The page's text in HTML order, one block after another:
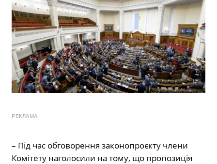
РЕКЛАМА
– Під час обговорення законопроєкту члени
Комітету наголосили на тому, що пропозиція